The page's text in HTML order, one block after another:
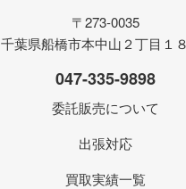
〒273-0035
千葉県船橋市本中山２丁目１
047-335-9898
委託販売について
出張対応
買取実績一覧